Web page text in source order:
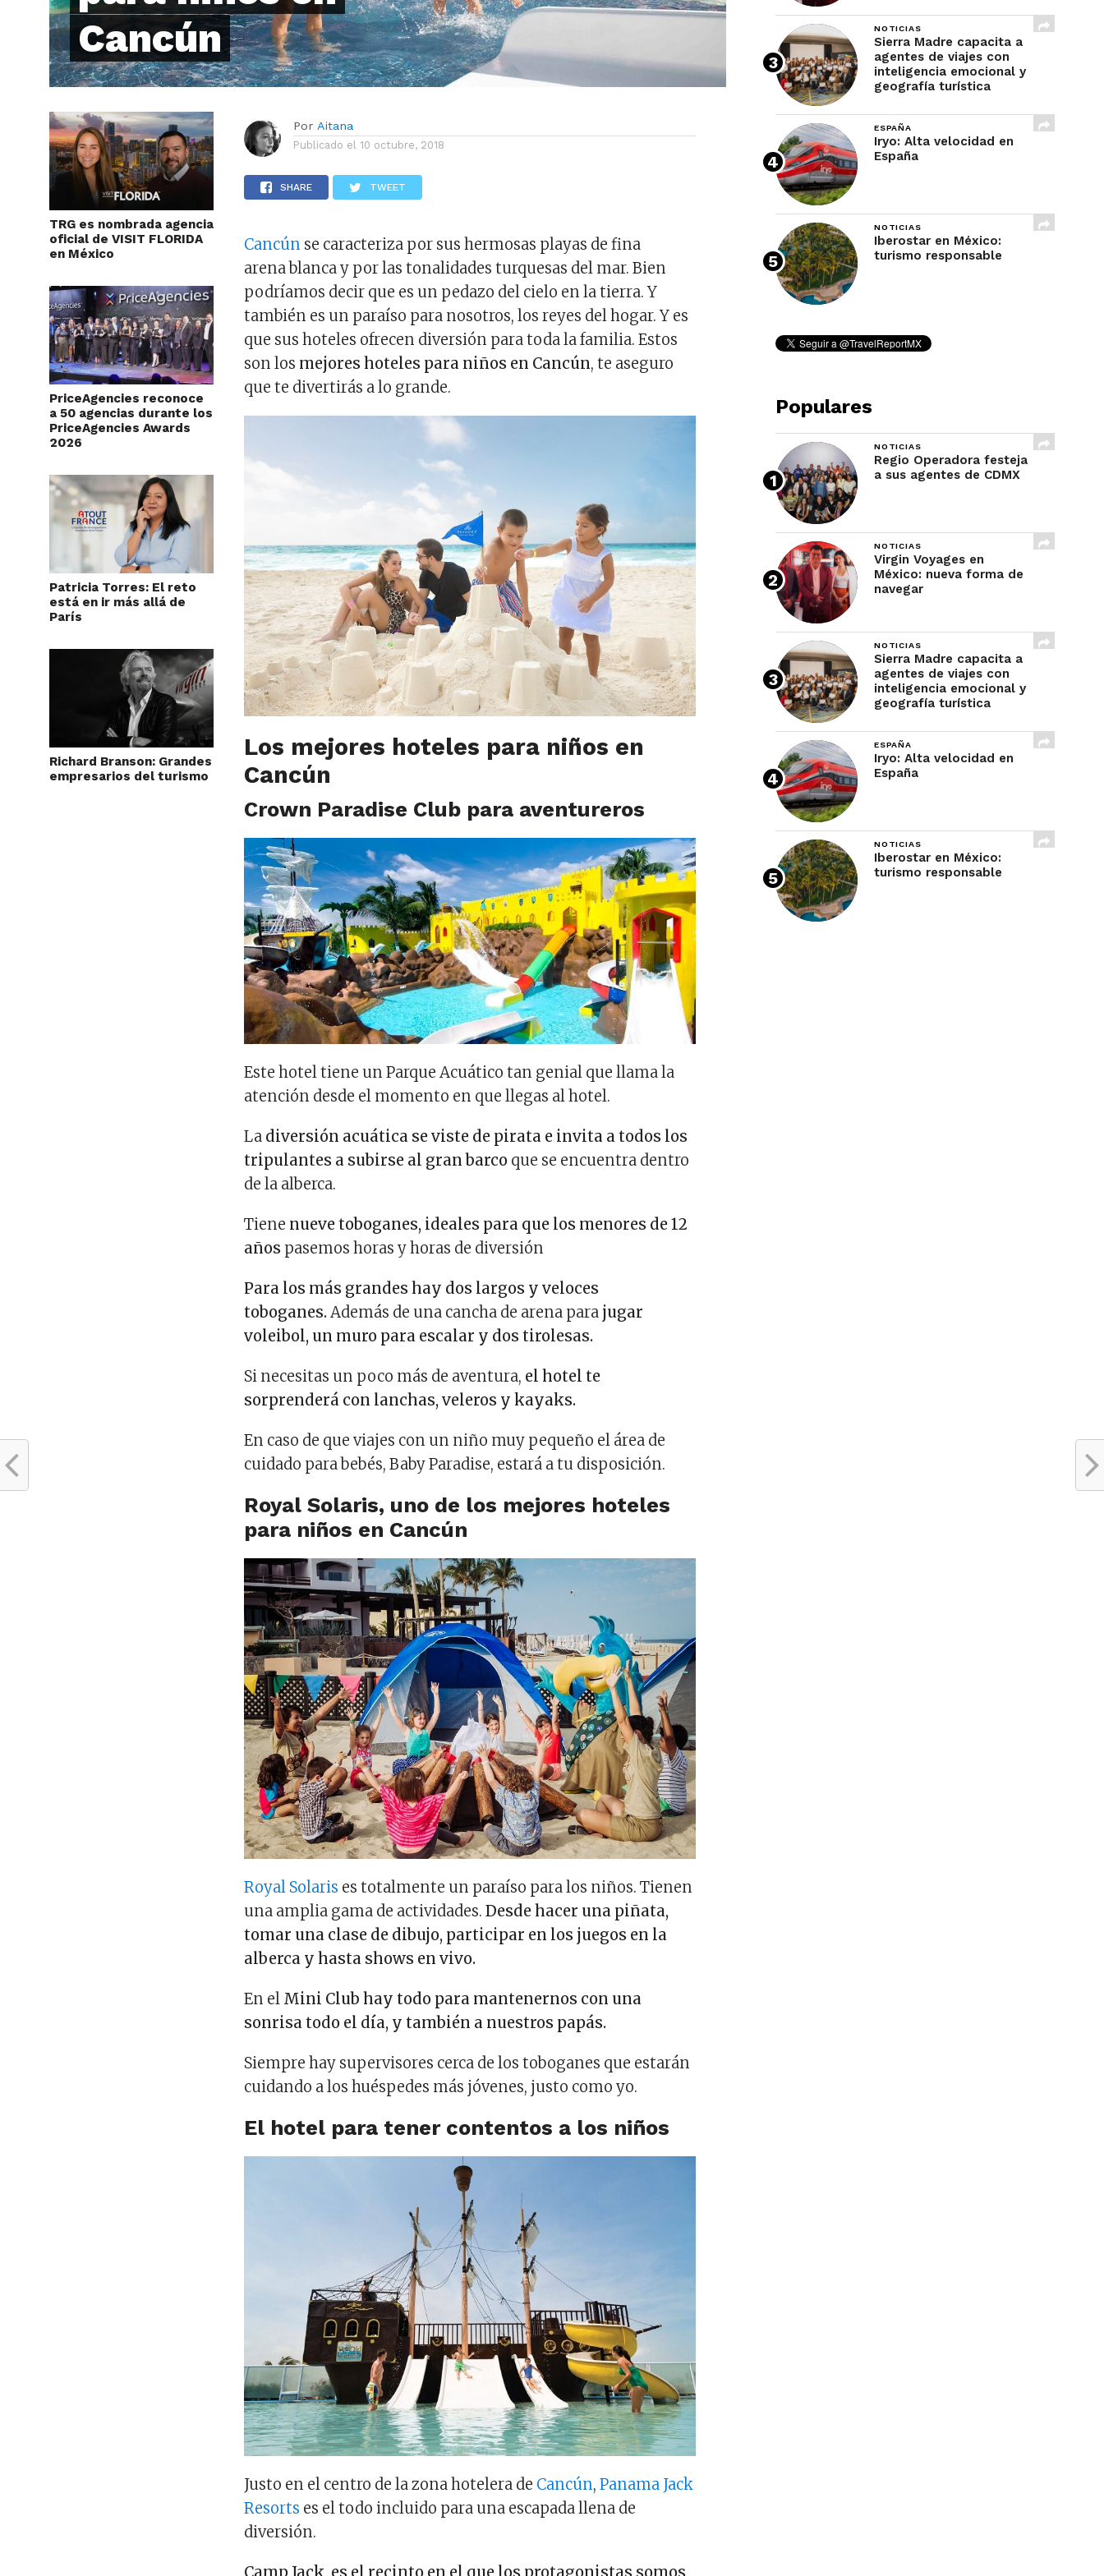
Cancún
TRG es nombrada agencia
oficial de VISIT FLORIDA
en México
PriceAgencies reconoce
a 50 agencias durante los
PriceAgencies Awards
2026
Patricia Torres: El reto
está en ir más allá de
París
Richard Branson: Grandes
empresarios del turismo
Por Aitana
Publicado el 10 octubre, 2018
SHARE TWEET
Cancún se caracteriza por sus hermosas playas de fina
arena blanca y por las tonalidades turquesas del mar. Bien
podríamos decir que es un pedazo del cielo en la tierra. Y
también es un paraíso para nosotros, los reyes del hogar. Y es
que sus hoteles ofrecen diversión para toda la familia. Estos
son los mejores hoteles para niños en Cancún, te aseguro
que te divertirás a lo grande.
Los mejores hoteles para niños en
Cancún
Crown Paradise Club para aventureros
Este hotel tiene un Parque Acuático tan genial que llama la
atención desde el momento en que llegas al hotel.
La diversión acuática se viste de pirata e invita a todos los
tripulantes a subirse al gran barco que se encuentra dentro
de la alberca.
Tiene nueve toboganes, ideales para que los menores de 12
años pasemos horas y horas de diversión
Para los más grandes hay dos largos y veloces
toboganes. Además de una cancha de arena para jugar
voleibol, un muro para escalar y dos tirolesas.
Si necesitas un poco más de aventura, el hotel te
sorprenderá con lanchas, veleros y kayaks.
En caso de que viajes con un niño muy pequeño el área de
cuidado para bebés, Baby Paradise, estará a tu disposición.
Royal Solaris, uno de los mejores hoteles
para niños en Cancún
Royal Solaris es totalmente un paraíso para los niños. Tienen
una amplia gama de actividades.Desde hacer una piñata,
tomar una clase de dibujo, participar en los juegos en la
alberca y hasta shows en vivo.
En el Mini Club hay todo para mantenernos con una
sonrisa todo el día, y también a nuestros papás.
Siempre hay supervisores cerca de los toboganes que estarán
cuidando a los huéspedes más jóvenes, justo como yo.
El hotel para tener contentos a los niños
Justo en el centro de la zona hotelera de Cancún,Panama Jack
Resorts es el todo incluido para una escapada llena de
diversión.
NOTICIAS
Sierra Madre capacita a
agentes de viajes con
inteligencia emocional y
geografía turística
ESPAÑA
Iryo: Alta velocidad en
España
NOTICIAS
Iberostar en México:
turismo responsable
Populares
NOTICIAS
Regio Operadora festeja
a sus agentes de CDMX
NOTICIAS
Virgin Voyages en
México: nueva forma de
navegar
NOTICIAS
Sierra Madre capacita a
agentes de viajes con
inteligencia emocional y
geografía turística
ESPAÑA
Iryo: Alta velocidad en
España
NOTICIAS
Iberostar en México:
turismo responsable